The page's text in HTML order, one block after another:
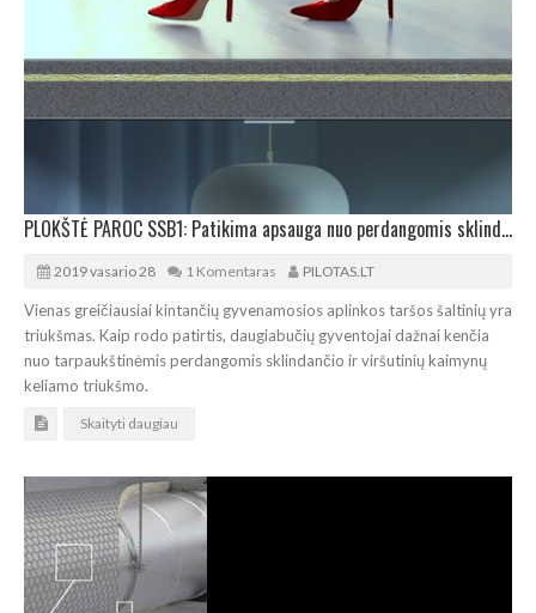
PLOKŠTĖ PAROC SSB1: Patikima apsauga nuo perdangomis sklindančio triukšmo
2019 vasario 28 1 Komentaras PILOTAS.LT
Vienas greičiausiai kintančių gyvenamosios aplinkos taršos šaltinių yra
triukšmas. Kaip rodo patirtis, daugiabučių gyventojai dažnai kenčia
nuo tarpaukštinėmis perdangomis sklindančio ir viršutinių kaimynų
keliamo triukšmo.
Skaityti daugiau